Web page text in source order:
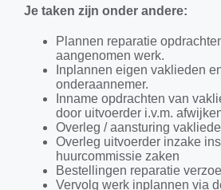
Je taken zijn onder andere:
Plannen reparatie
aangenomen werk.
Inplannen eigen vaklieden
onderaannemer.
Inname opdrachten van
door uitvoerder i.v.m.
Overleg / aansturing
Overleg uitvoerder inzake
huurcommissie zaken
Bestellingen reparatie
Vervolg werk inplannen via